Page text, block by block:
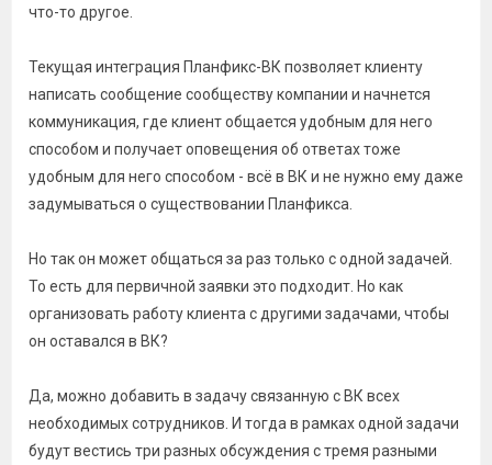
что-то другое.
Текущая интеграция Планфикс-ВК позволяет клиенту
написать сообщение сообществу компании и начнется
коммуникация, где клиент общается удобным для него
способом и получает оповещения об ответах тоже
удобным для него способом - всё в ВК и не нужно ему даже
задумываться о существовании Планфикса.
Но так он может общаться за раз только с одной задачей.
То есть для первичной заявки это подходит. Но как
организовать работу клиента с другими задачами, чтобы
он оставался в ВК?
Да, можно добавить в задачу связанную с ВК всех
необходимых сотрудников. И тогда в рамках одной задачи
будут вестись три разных обсуждения с тремя разными